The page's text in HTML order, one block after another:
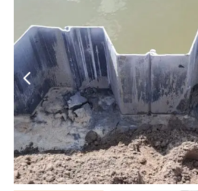
Ankersystemen
Draadeinde
Water regulering systemen
Hoogwater bescherming
Neem contact op
Brochures
Rekenblad aanvragen
Downloads
Boomkorstraat 5